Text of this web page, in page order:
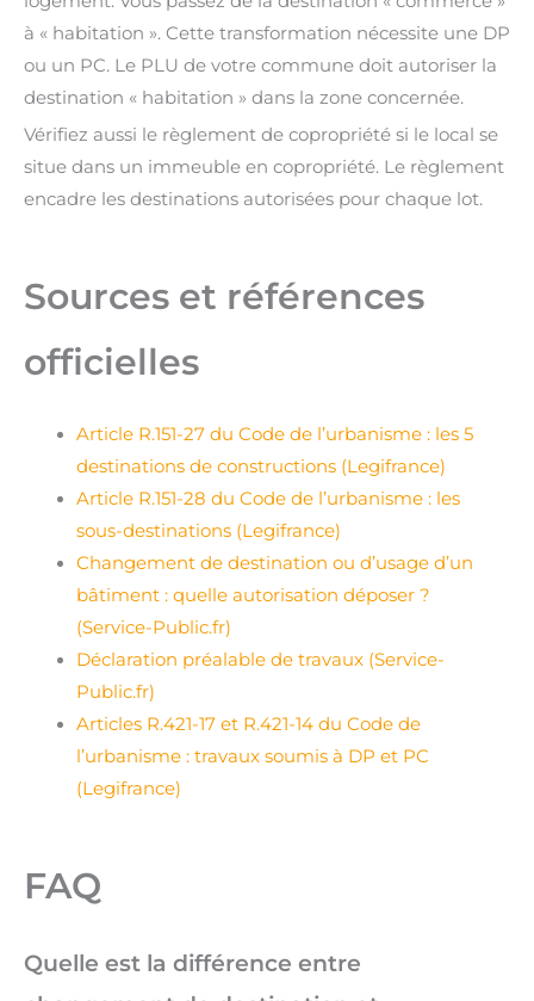
à « habitation ». Cette transformation nécessite une DP
ou un PC. Le PLU de votre commune doit autoriser la
destination « habitation » dans la zone concernée.
Vérifiez aussi le règlement de copropriété si le local se
situe dans un immeuble en copropriété. Le règlement
encadre les destinations autorisées pour chaque lot.
Sources et références
officielles
Article R.151-27 du Code de l’urbanisme : les 5
destinations de constructions (Legifrance)
Article R.151-28 du Code de l’urbanisme : les
sous-destinations (Legifrance)
Changement de destination ou d’usage d’un
bâtiment : quelle autorisation déposer ?
(Service-Public.fr)
Déclaration préalable de travaux (Service-
Public.fr)
Articles R.421-17 et R.421-14 du Code de
l’urbanisme : travaux soumis à DP et PC
(Legifrance)
FAQ
Quelle est la différence entre